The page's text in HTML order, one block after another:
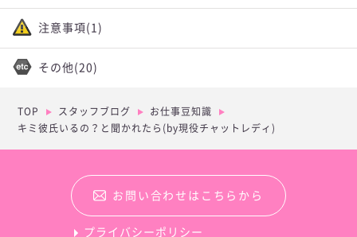
注意事項 (1)
その他 (20)
TOP スタッフブログ
お仕事豆知識
キミ彼氏いるの？と聞かれたら(by現役チャットレディ)
お問い合わせはこちらから
プライバシーポリシー